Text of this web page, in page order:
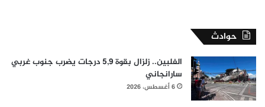
حوادث
الفلبين.. زلزال بقوة 5,9 درجات يضرب جنوب غربي
سارانجاني
6 أغسطس، 2026